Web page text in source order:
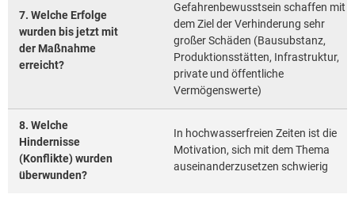
7. Welche Erfolge
wurden bis jetzt mit
der Maßnahme
erreicht?
Gefahrenbewusstsein schaffen mit
dem Ziel der Verhinderung sehr
großer Schäden (Bausubstanz,
Produktionsstätten, Infrastruktur,
private und öffentliche
Vermögenswerte)
8. Welche
Hindernisse
(Konflikte) wurden
überwunden?
In hochwasserfreien Zeiten ist die
Motivation, sich mit dem Thema
auseinanderzusetzen schwierig